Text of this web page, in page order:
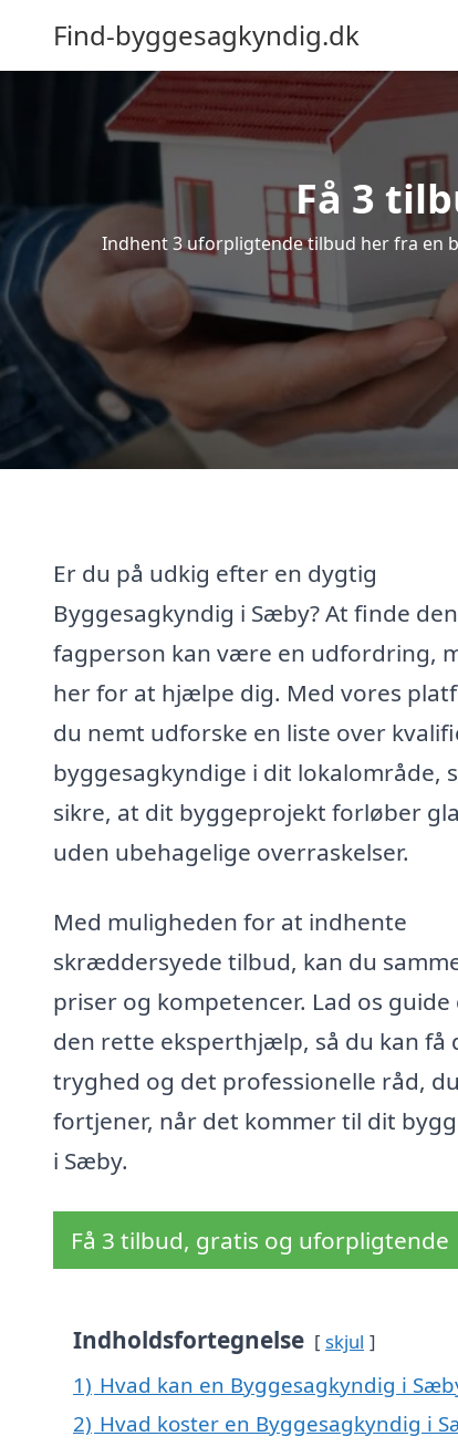
Find-byggesagkyndig.dk
Få 3
Indhent 3 uforpligtende tilbud her fra en
Er du på udkig efter en dygtig
Byggesagkyndig i Sæby? At finde
fagperson kan være en udfordring,
her for at hjælpe dig. Med vores
du nemt udforske en liste over
byggesagkyndige i dit lokalområde,
sikre, at dit byggeprojekt forløber
uden ubehagelige overraskelser.
Med muligheden for at indhente
skræddersyede tilbud, kan du
priser og kompetencer. Lad os guide
den rette eksperthjælp, så du kan få
tryghed og det professionelle råd, du
fortjener, når det kommer til dit
i Sæby.
Få 3 tilbud, gratis og uforpligtende
Indholdsfortegnelse skjul
1) Hvad kan en Byggesagkyndig i
2) Hvad koster en Byggesagkyndig i